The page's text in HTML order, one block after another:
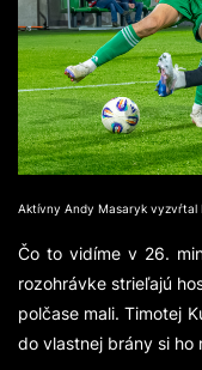
Aktívny Andy Masaryk vyzvŕtal
Čo to vidíme v 26.
rozohrávke strieľajú
polčase mali. Timotej
do vlastnej brány si ho